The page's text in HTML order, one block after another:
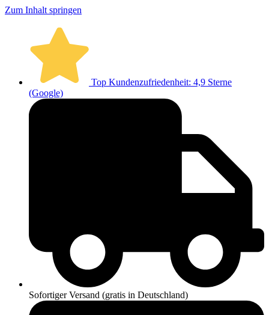
Zum Inhalt springen
Top Kundenzufriedenheit: 4,9 Sterne
(Google)
Sofortiger Versand (gratis in Deutschland)